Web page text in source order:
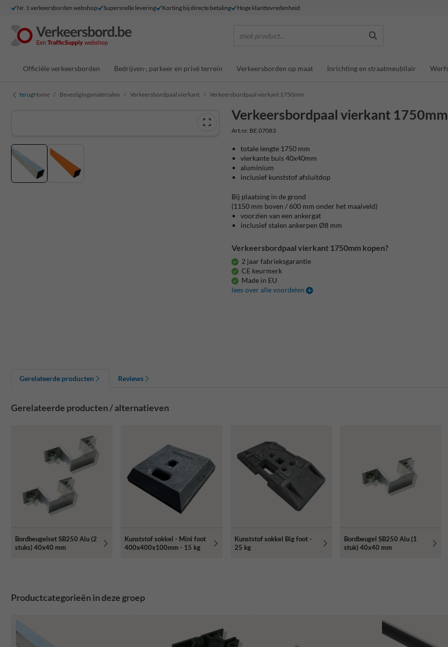
Nr. 1 verkeersborden webshop Supersnelle levering Korting bij directe betaling Hoge klanttevredenheid
zoek product...
Officiële verkeersborden Bedrijven-, parkeer en privé terrein Verkeersborden op maat Inrichting en straatmeubilair
terugHome Bevestigingsmaterialen Verkeersbordpaal vierkant Verkeersbordpaal vierkant 1750mm
Verkeersbordpaal vierkant 1750mm
Art.nr. BE.07083
totale lengte 1750 mm
vierkante buis 40x40mm
aluminium
inclusief kunststof afsluitdop
Bij plaatsing in de grond
(1150 mm boven / 600 mm onder het maaiveld)
voorzien van een ankergat
inclusief stalen ankerpen Ø8 mm
Verkeersbordpaal vierkant 1750mm kopen?
2 jaar fabrieksgarantie
CE keurmerk
Made in EU
lees over alle voordelen
Gerelateerde producten Reviews
Gerelateerde producten / alternatieven
Bordbeugelset SB250 Alu (2
stuks) 40x40 mm
Kunststof sokkel - Mini foot
400x400x100mm - 15 kg
Kunststof sokkel Big foot -
25 kg
Bordbeugel SB250 Alu (1
stuk) 40x40 mm
Productcategorieën in deze groep